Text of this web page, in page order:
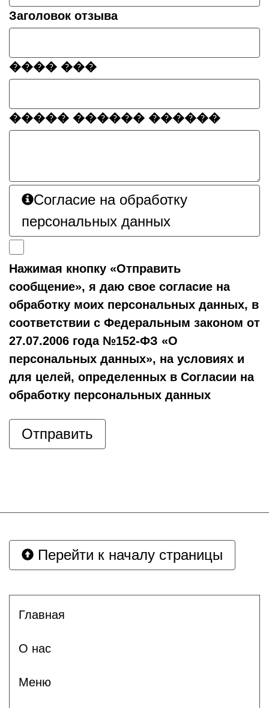
Заголовок отзыва
���� ���
����� ������ ������
Согласие на обработку
персональных данных
Нажимая кнопку «Отправить
сообщение», я даю свое согласие на
обработку моих персональных данных, в
соответствии с Федеральным законом от
27.07.2006 года №152-ФЗ «О
персональных данных», на условиях и
для целей, определенных в Согласии на
обработку персональных данных
Перейти к началу страницы
Главная
О нас
Меню